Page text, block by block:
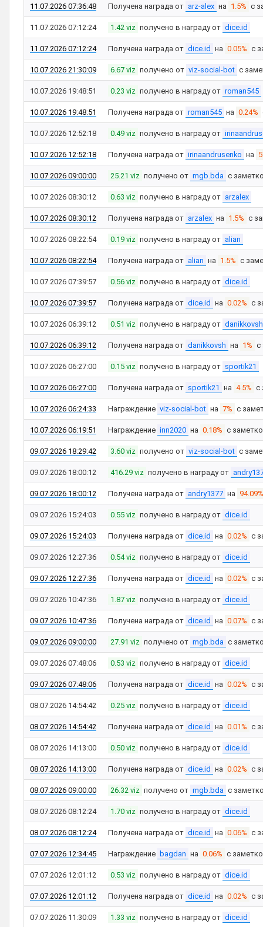
11.07.2026 07:36:48 Получена награда от arz-alex на 1.5% с
11.07.2026 07:12:24 1.42 viz получено в награду от dice.id
11.07.2026 07:12:24 Получена награда от dice.id на 0.05% с
10.07.2026 21:30:09 6.67 viz получено от viz-social-bot с
10.07.2026 19:48:51 0.23 viz получено в награду от roman545
10.07.2026 19:48:51 Получена награда от roman545 на 0.24%
10.07.2026 12:52:18 0.49 viz получено в награду от
10.07.2026 12:52:18 Получена награда от irinaandrusenko на
10.07.2026 09:00:00 25.21 viz получено от mgb.bda с
10.07.2026 08:30:12 0.63 viz получено в награду от arzalex
10.07.2026 08:30:12 Получена награда от arzalex на 1.5% с
10.07.2026 08:22:54 0.19 viz получено в награду от alian
10.07.2026 08:22:54 Получена награда от alian на 1.5% с
10.07.2026 07:39:57 0.56 viz получено в награду от dice.id
10.07.2026 07:39:57 Получена награда от dice.id на 0.02% с
10.07.2026 06:39:12 0.51 viz получено в награду от danikkovsh
10.07.2026 06:39:12 Получена награда от danikkovsh на 1% с
10.07.2026 06:27:00 0.15 viz получено в награду от sportik21
10.07.2026 06:27:00 Получена награда от sportik21 на 4.5% с
10.07.2026 06:24:33 Награждение viz-social-bot на 7% с
10.07.2026 06:19:51 Награждение inn2020 на 0.18% с
09.07.2026 18:29:42 3.60 viz получено от viz-social-bot с
09.07.2026 18:00:12 416.29 viz получено в награду от
09.07.2026 18:00:12 Получена награда от andry1377 на 94.09%
09.07.2026 15:24:03 0.55 viz получено в награду от dice.id
09.07.2026 15:24:03 Получена награда от dice.id на 0.02% с
09.07.2026 12:27:36 0.54 viz получено в награду от dice.id
09.07.2026 12:27:36 Получена награда от dice.id на 0.02% с
09.07.2026 10:47:36 1.87 viz получено в награду от dice.id
09.07.2026 10:47:36 Получена награда от dice.id на 0.07% с
09.07.2026 09:00:00 27.91 viz получено от mgb.bda с
09.07.2026 07:48:06 0.53 viz получено в награду от dice.id
09.07.2026 07:48:06 Получена награда от dice.id на 0.02% с
08.07.2026 14:54:42 0.25 viz получено в награду от dice.id
08.07.2026 14:54:42 Получена награда от dice.id на 0.01% с
08.07.2026 14:13:00 0.50 viz получено в награду от dice.id
08.07.2026 14:13:00 Получена награда от dice.id на 0.02% с
08.07.2026 09:00:00 26.32 viz получено от mgb.bda с
08.07.2026 08:12:24 1.70 viz получено в награду от dice.id
08.07.2026 08:12:24 Получена награда от dice.id на 0.06% с
07.07.2026 12:34:45 Награждение bagdan на 0.06% с
07.07.2026 12:01:12 0.53 viz получено в награду от dice.id
07.07.2026 12:01:12 Получена награда от dice.id на 0.02% с
07.07.2026 11:30:09 1.33 viz получено в награду от dice.id